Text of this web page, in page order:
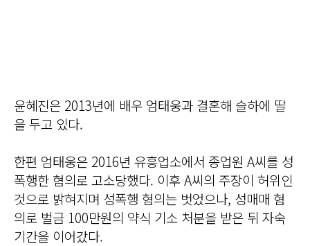
윤혜진은 2013년에 배우 엄태웅과 결혼해 슬하에 딸
을 두고 있다.
한편 엄태웅은 2016년 유흥업소에서 종업원 A씨를 성
폭행한 혐의로 고소당했다. 이후 A씨의 주장이 허위인
것으로 밝혀지며 성폭행 혐의는 벗었으나, 성매매 혐
의로 벌금 100만원의 약식 기소 처분을 받은 뒤 자숙
기간을 이어갔다.